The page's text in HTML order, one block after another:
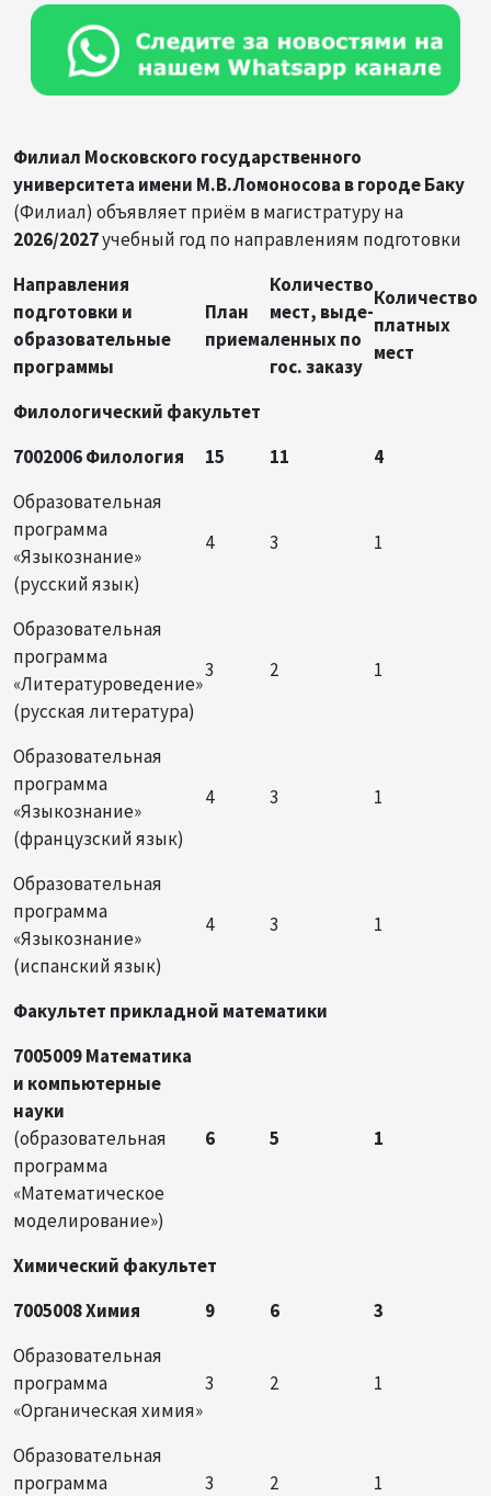
Филиал Московского государственного
университета имени М.В.Ломоносова в городе Баку
(Филиал) объявляет приём в магистратуру на
2026/2027учебный год по направлениям подготовки
Направления
подготовки и
образовательные
программы
План
приема
Количество
мест, выде­
ленных по
гос. заказу
Количество
платных
мест
Филологический факультет
7002006 Филология
15 11
4
Образовательная
программа
«Языкознание»
(русский язык)
4 3 1
Образовательная
программа
«Литературоведение»
(русская литература)
3 2 1
Образовательная
программа
«Языкознание»
(французский язык)
4 3 1
Образовательная
программа
«Языкознание»
(испанский язык)
4 3 1
Факультет прикладной математики
7005009 Математика
и компьютерные
науки
(образовательная
программа
«Математическое
моделирование»)
6 5 1
Химический факультет
7005008 Химия
9 6
3
Образовательная
программа
«Органическая химия»
3 2 1
Образовательная
программа
3 2 1